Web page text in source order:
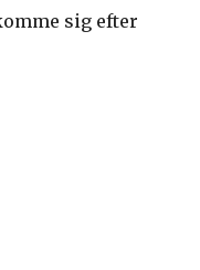
sig efter